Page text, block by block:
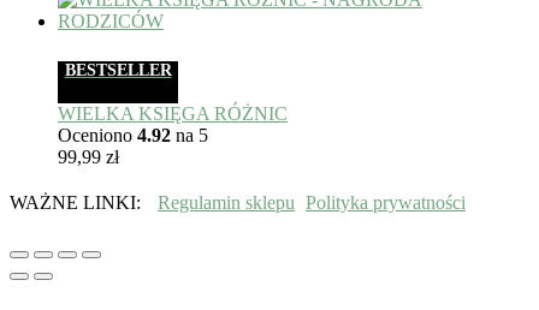
BESTSELLER
WIELKA KSIĘGA RÓŻNIC
Oceniono 4.92 na 5
99,99 zł
WAŻNE LINKI: Regulamin sklepu Polityka prywatności